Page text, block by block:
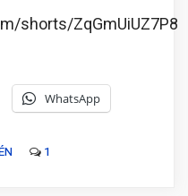
shorts/ZqGmUiUZ7P8
WhatsApp
1